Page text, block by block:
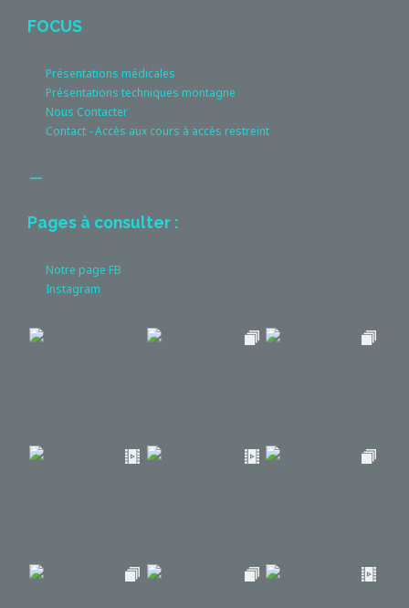
FOCUS
Présentations médicales
Présentations techniques montagne
Nous Contacter
Contact - Accès aux cours à accès restreint
Pages à consulter :
Notre page FB
Instagram